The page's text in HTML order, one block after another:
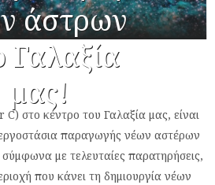
άστρων
Γαλαξία
μας!
στο κέντρο του Γαλαξία μας, είναι
παραγωγής νέων αστέρων
με τελευταίες παρατηρήσεις,
που κάνει τη δημιουργία νέων